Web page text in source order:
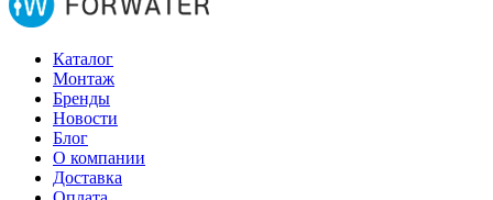
Каталог
Монтаж
Бренды
Новости
Блог
О компании
Доставка